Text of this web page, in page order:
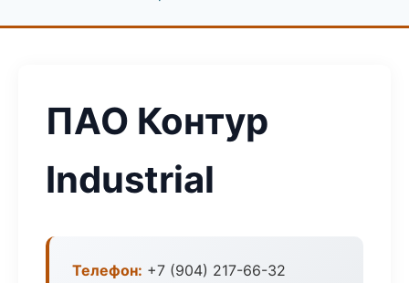
ПАО Контур
Industrial
Телефон: +7 (904) 217-66-32